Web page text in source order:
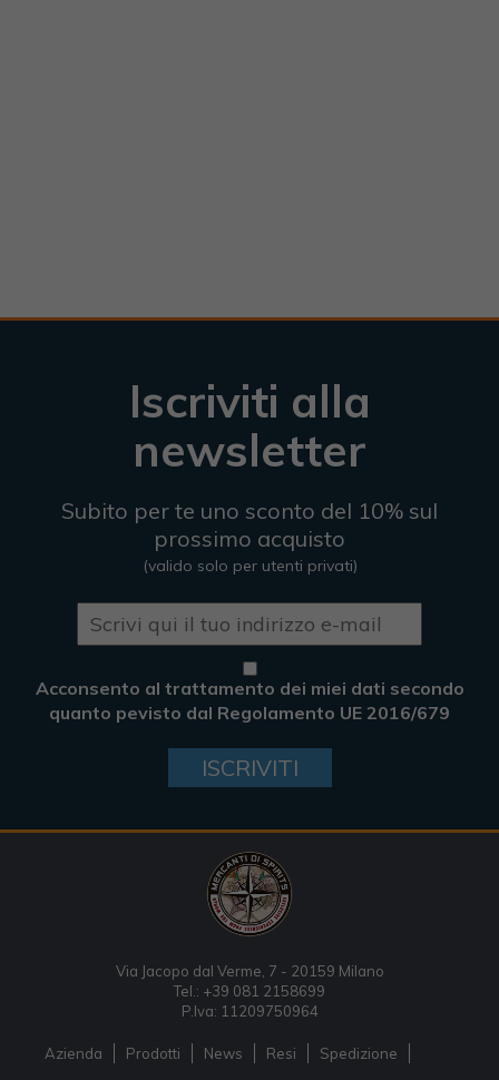
Iscriviti alla
newsletter
Subito per te uno sconto del 10% sul
prossimo acquisto
(valido solo per utenti privati)
Acconsento al trattamento dei miei dati secondo
quanto pevisto dal Regolamento UE 2016/679
ISCRIVITI
Via Jacopo dal Verme, 7 - 20159 Milano
Tel.: +39 081 2158699
P.Iva: 11209750964
Azienda Prodotti News Resi Spedizione